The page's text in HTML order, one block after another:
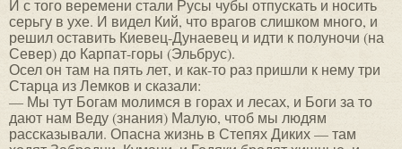
И с того веремени стали Русы чубы отпускать и носить
серьгу в ухе. И видел Кий, что врагов слишком много, и
решил оставить Киевец-Дунаевец и идти к полуночи (на
Север) до Карпат-горы (Эльбрус).
Осел он там на пять лет, и как-то раз пришли к нему три
Старца из Лемков и сказали:
— Мы тут Богам молимся в горах и лесах, и Боги за то
дают нам Веду (знания) Малую, чтоб мы людям
рассказывали. Опасна жизнь в Степях Диких — там